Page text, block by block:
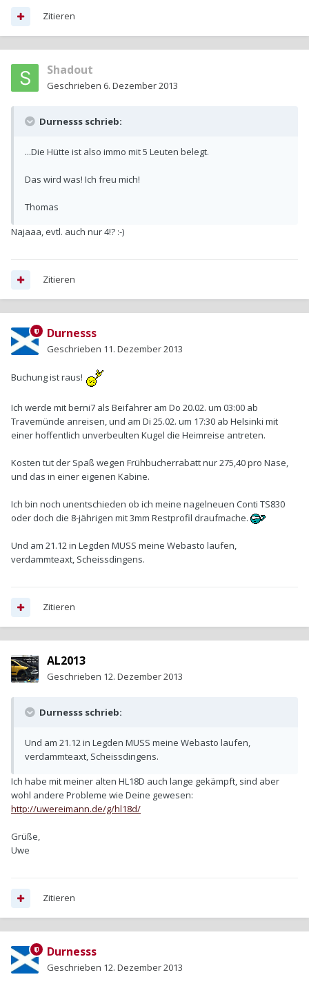
Zitieren
Shadout
Geschrieben 6. Dezember 2013
Durnesss schrieb:
...Die Hütte ist also immo mit 5 Leuten belegt.
Das wird was! Ich freu mich!
Thomas
Najaaa, evtl. auch nur 4!? :-)
Zitieren
Durnesss
Geschrieben 11. Dezember 2013
Buchung ist raus!
Ich werde mit berni7 als Beifahrer am Do 20.02. um 03:00 ab
Travemünde anreisen, und am Di 25.02. um 17:30 ab Helsinki mit
einer hoffentlich unverbeulten Kugel die Heimreise antreten.
Kosten tut der Spaß wegen Frühbucherrabatt nur 275,40 pro Nase,
und das in einer eigenen Kabine.
Ich bin noch unentschieden ob ich meine nagelneuen Conti TS830
oder doch die 8-jährigen mit 3mm Restprofil draufmache.
Und am 21.12 in Legden MUSS meine Webasto laufen,
verdammteaxt, Scheissdingens.
Zitieren
AL2013
Geschrieben 12. Dezember 2013
Durnesss schrieb:
Und am 21.12 in Legden MUSS meine Webasto laufen,
verdammteaxt, Scheissdingens.
Ich habe mit meiner alten HL18D auch lange gekämpft, sind aber
wohl andere Probleme wie Deine gewesen:
http://uwereimann.de/g/hl18d/
Grüße,
Uwe
Zitieren
Durnesss
Geschrieben 12. Dezember 2013